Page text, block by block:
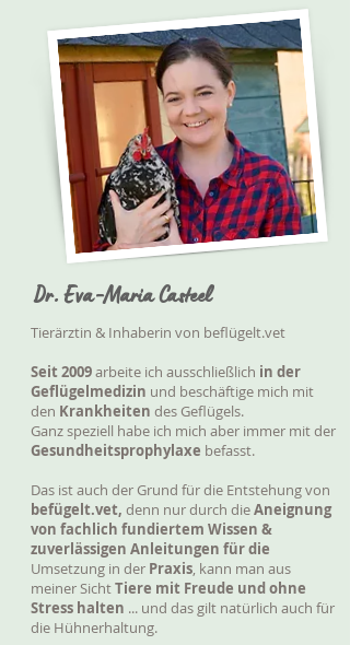
Dr. Eva-Maria Casteel
Tierärztin & Inhaberin von beflügelt.vet
Seit 2009arbeite ich ausschließlich in der
Geflügelmedizin und beschäftige mich mit
den Krankheiten des Geflügels.
Ganz speziell habe ich mich aber immer mit der
Gesundheitsprophylaxe befasst.
Das ist auch der Grund für die Entstehung von
befügelt.vet, denn nur durch dieAneignung
von fachlich fundiertem Wissen &
zuverlässigen Anleitungen für die
Umsetzung in der Praxis, kann man aus
meiner SichtTiere mit Freude und ohne
Stress halten ... und das gilt natürlich auch für
die Hühnerhaltung.